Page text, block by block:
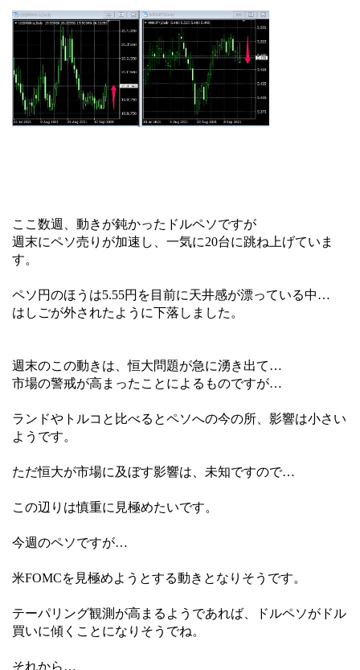
ここ数週、動きが鈍かったドルペソですが
週末にペソ売りが加速し、一気に20台に跳ね上げていま
す。
ペソ円のほうは5.55円を目前に天井感が漂っている中…
はしごが外されたように下落しました。
週末のこの動きは、恒大問題が急に湧き出て…
市場の警戒が高まったことによるものですが…
ランドやトルコと比べるとペソへの今の所、影響は小さい
ようです。
ただ恒大が市場に及ぼす影響は、未知ですので…
この辺りは慎重に見極めたいです。
今週のペソですが…
米FOMCを見極めようとする動きとなりそうです。
テーパリング観測が高まるようであれば、ドルペソがドル
買いに傾くことになりそうでね。
それから…